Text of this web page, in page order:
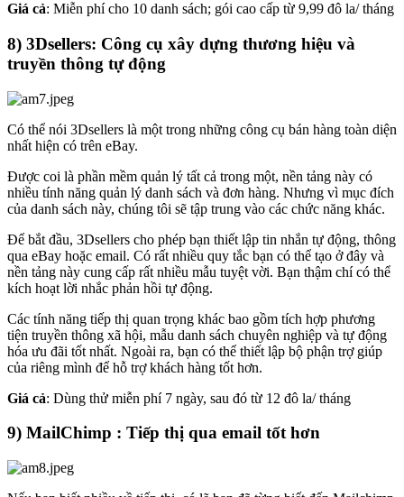
Giá cả: Miễn phí cho 10 danh sách; gói cao cấp từ 9,99 đô la/ tháng
8) 3Dsellers: Công cụ xây dựng thương hiệu và
truyền thông tự động
Có thể nói 3Dsellers là một trong những công cụ bán hàng toàn diện
nhất hiện có trên eBay.
Được coi là phần mềm quản lý tất cả trong một, nền tảng này có
nhiều tính năng quản lý danh sách và đơn hàng. Nhưng vì mục đích
của danh sách này, chúng tôi sẽ tập trung vào các chức năng khác.
Để bắt đầu, 3Dsellers cho phép bạn thiết lập tin nhắn tự động, thông
qua eBay hoặc email. Có rất nhiều quy tắc bạn có thể tạo ở đây và
nền tảng này cung cấp rất nhiều mẫu tuyệt vời. Bạn thậm chí có thể
kích hoạt lời nhắc phản hồi tự động.
Các tính năng tiếp thị quan trọng khác bao gồm tích hợp phương
tiện truyền thông xã hội, mẫu danh sách chuyên nghiệp và tự động
hóa ưu đãi tốt nhất. Ngoài ra, bạn có thể thiết lập bộ phận trợ giúp
của riêng mình để hỗ trợ khách hàng tốt hơn.
Giá cả: Dùng thử miễn phí 7 ngày, sau đó từ 12 đô la/ tháng
9) MailChimp : Tiếp thị qua email tốt hơn